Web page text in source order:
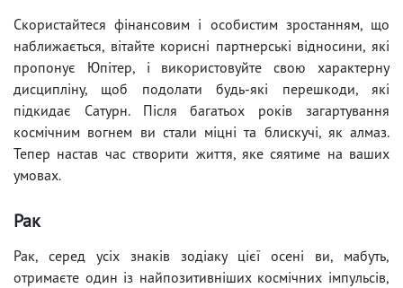
Скористайтеся фінансовим і особистим зростанням, що
наближається, вітайте корисні партнерські відносини, які
пропонує Юпітер, і використовуйте свою характерну
дисципліну, щоб подолати будь-які перешкоди, які
підкидає Сатурн. Після багатьох років загартування
космічним вогнем ви стали міцні та блискучі, як алмаз.
Тепер настав час створити життя, яке сяятиме на ваших
умовах.
Рак
Рак, серед усіх знаків зодіаку цієї осені ви, мабуть,
отримаєте один із найпозитивніших космічних імпульсів,